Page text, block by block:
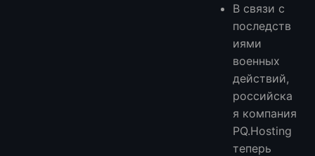
В связи с
последств
иями
военных
действий,
российска
я компания
PQ.Hosting
теперь